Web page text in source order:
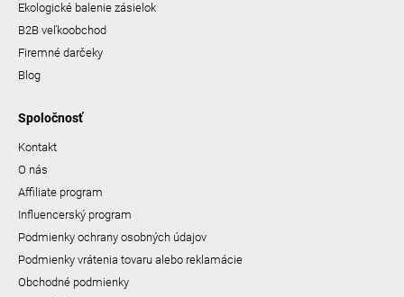
Ekologické balenie zásielok
B2B veľkoobchod
Firemné darčeky
Blog
Spoločnosť
Kontakt
O nás
Affiliate program
Influencerský program
Podmienky ochrany osobných údajov
Podmienky vrátenia tovaru alebo reklamácie
Obchodné podmienky